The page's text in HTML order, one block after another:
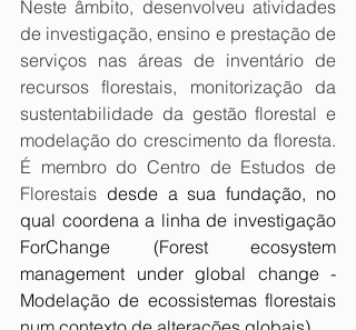
Neste âmbito, desenvolveu atividades
de investigação, ensino e prestação de
serviços nas áreas de inventário de
recursos florestais, monitorização da
sustentabilidade da gestão florestal e
modelação do crescimento da floresta.
É membro do Centro de Estudos de
Florestais desde a sua fundação, no
qual coordena a linha de investigação
ForChange (Forest ecosystem
management under global change -
Modelação de ecossistemas florestais